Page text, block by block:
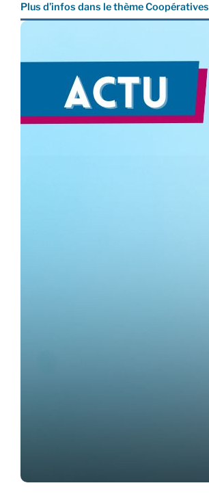
Plus d’infos dans le thème Coopératives